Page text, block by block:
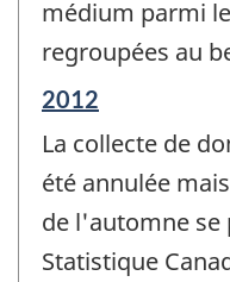
médium parmi
regroupées au
Période
référence
de
-
2012
La collecte de
été annulée
de l'automne se
Statistique